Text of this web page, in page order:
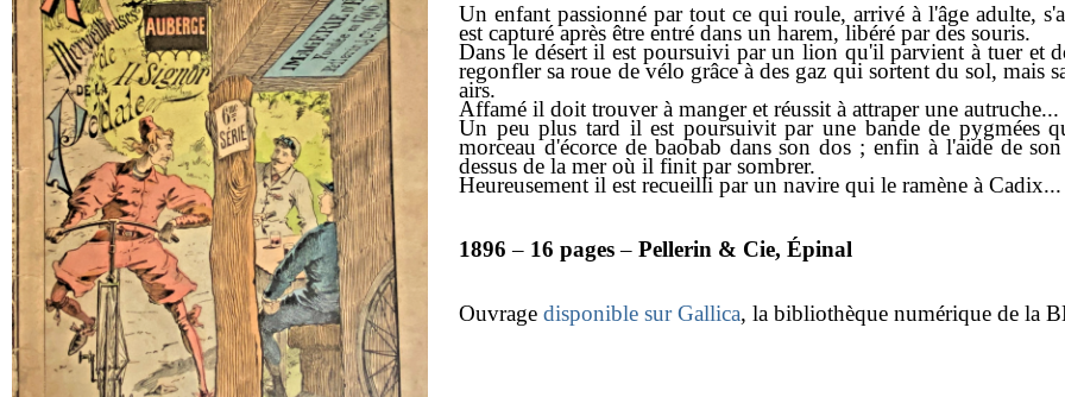
Un enfant passionné par tout ce qui roule, arrivé à l'âge adulte,
est capturé après être entré dans un harem, libéré par des souris.
Dans le désert il est poursuivi par un lion qu'il parvient à tuer
regonfler sa roue de vélo grâce à des gaz qui sortent du sol, mais
airs.
Affamé il doit trouver à manger et réussit à attraper une autruche...
Un peu plus tard il est poursuivit par une bande de pygmées
morceau d'écorce de baobab dans son dos ; enfin à l'aide de
dessus de la mer où il finit par sombrer.
Heureusement il est recueilli par un navire qui le ramène à Cadix...
1896 – 16 pages–Pellerin & Cie, Épinal
Ouvragedisponible sur Gallica, la bibliothèque numérique de la